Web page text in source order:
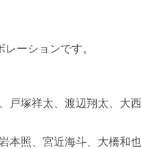
ーションです。
戸塚祥太、渡辺翔太、大
本照、宮近海斗、大橋和